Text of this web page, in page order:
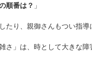
順番は？ 」
たり、親御さんもつい指
さ」は、時として大きな障